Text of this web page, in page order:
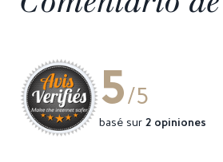
5/5
basé sur 2 opiniones